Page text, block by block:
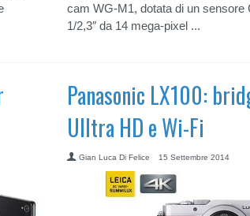
cam WG-M1, dotata di un sensore
1/2,3″ da 14 mega-pixel ...
Panasonic LX100:
Ulltra HD e Wi-Fi
Gian Luca Di Felice 15 Settembre 2014